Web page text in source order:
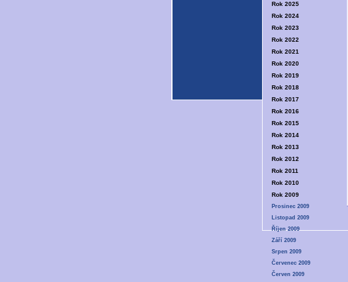
Rok 2025
Rok 2024
Rok 2023
Rok 2022
Rok 2021
Rok 2020
Rok 2019
Rok 2018
Rok 2017
Rok 2016
Rok 2015
Rok 2014
Rok 2013
Rok 2012
Rok 2011
Rok 2010
Rok 2009
Prosinec 2009
Listopad 2009
Říjen 2009
Září 2009
Srpen 2009
Červenec 2009
Červen 2009